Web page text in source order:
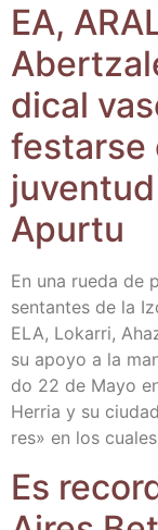
EA,
di­cal
fes­tar­se
Apurtu
En una rue­da de
sen­tan­tes de la
ELA, Loka­rri,
su apo­yo a la
do 22 de Mayo
Herria y su
res» en los
Es